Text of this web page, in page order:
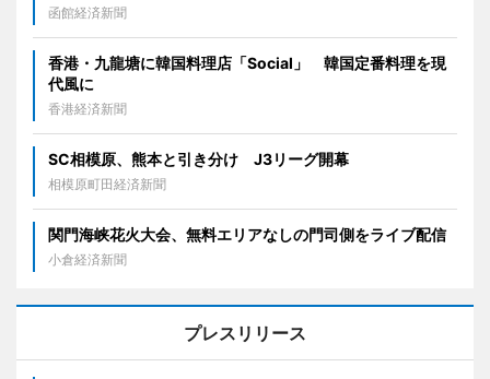
函館経済新聞
香港・九龍塘に韓国料理店「Social」 韓国定番料理を現
代風に
香港経済新聞
SC相模原、熊本と引き分け J3リーグ開幕
相模原町田経済新聞
関門海峡花火大会、無料エリアなしの門司側をライブ配信
小倉経済新聞
プレスリリース